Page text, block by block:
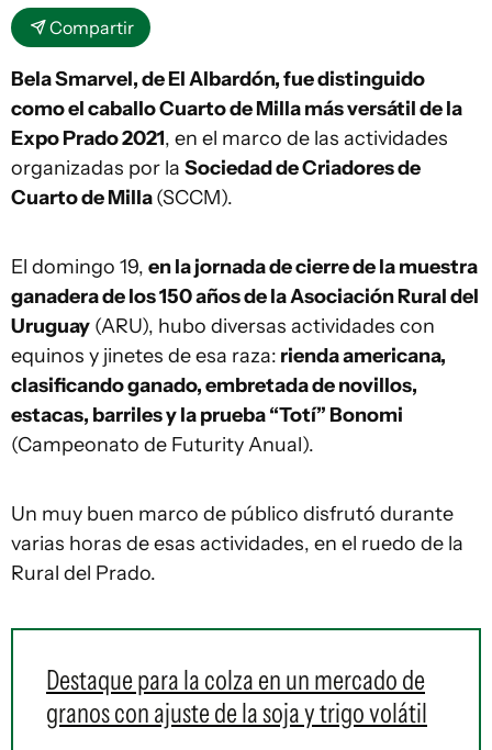
Compartir
Bela Smarvel, de El Albardón, fue distinguido
como el caballo Cuarto de Milla más versátil de la
Expo Prado 2021, en el marco de las actividades
organizadas por la Sociedad de Criadores de
Cuarto de Milla(SCCM).
El domingo 19, en la jornada de cierre de la muestra
ganadera de los 150 años de la Asociación Rural del
Uruguay (ARU), hubo diversas actividades con
equinos y jinetes de esa raza: rienda americana,
clasificando ganado, embretada de novillos,
estacas, barriles y la prueba “Totí” Bonomi
(Campeonato de Futurity Anual).
Un muy buen marco de público disfrutó durante
varias horas de esas actividades, en el ruedo de la
Rural del Prado.
Destaque para la colza en un mercado de
granos con ajuste de la soja y trigo volátil